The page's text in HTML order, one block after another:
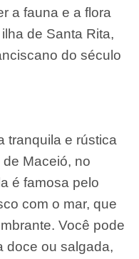
a fauna e a flora
de Santa Rita,
do século
tranquila e rústica
Maceió, no
é famosa pelo
com o mar, que
Você pode
doce ou salgada,